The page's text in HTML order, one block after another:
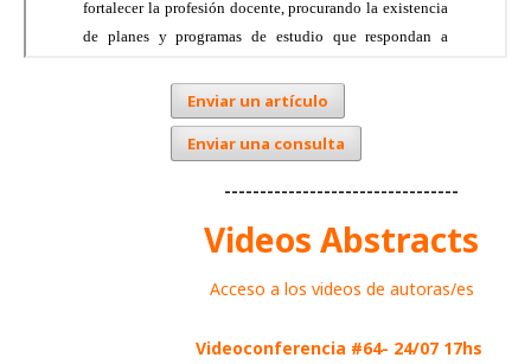
Enviar un artículo
Enviar una consulta
---------------------------------
Videos Abstracts
Acceso a los videos de autoras/es
Videoconferencia #64- 24/07 17hs